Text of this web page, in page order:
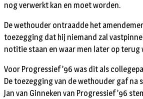
nog verwerkt kan en moet worden.
De wethouder ontraadde het
toezegging dat hij niemand zal
notitie staan en waar men later op terug
Voor Progressief ’96 was dit als
De toezegging van de wethouder gaf na
Jan van Ginneken van Progressief ’96